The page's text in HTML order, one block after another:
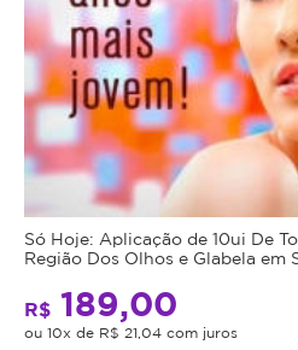
Só Hoje: Aplicação de 10ui De
Região Dos Olhos e Glabela em
R$ 189,00
ou 10x de R$ 21,04 com juros